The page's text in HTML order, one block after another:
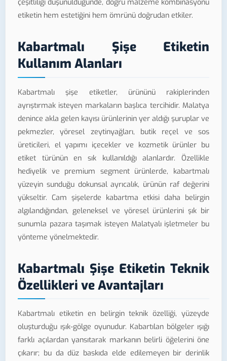
çeşitliliği düşünüldüğünde, doğru malzeme kombinasyonu
etiketin hem estetiğini hem ömrünü doğrudan etkiler.
Kabartmalı Şişe Etiketin
Kullanım Alanları
Kabartmalı şişe etiketler, ürününü rakiplerinden
ayrıştırmak isteyen markaların başlıca tercihidir. Malatya
denince akla gelen kayısı ürünlerinin yer aldığı şuruplar ve
pekmezler, yöresel zeytinyağları, butik reçel ve sos
üreticileri, el yapımı içecekler ve kozmetik ürünler bu
etiket türünün en sık kullanıldığı alanlardır. Özellikle
hediyelik ve premium segment ürünlerde, kabartmalı
yüzeyin sunduğu dokunsal ayrıcalık, ürünün raf değerini
yükseltir. Cam şişelerde kabartma etkisi daha belirgin
algılandığından, geleneksel ve yöresel ürünlerini şık bir
sunumla pazara taşımak isteyen Malatyalı işletmeler bu
yönteme yönelmektedir.
Kabartmalı Şişe Etiketin Teknik
Özellikleri ve Avantajları
Kabartmalı etiketin en belirgin teknik özelliği, yüzeyde
oluşturduğu ışık-gölge oyunudur. Kabartılan bölgeler ışığı
farklı açılardan yansıtarak markanın belirli öğelerini öne
çıkarır; bu da düz baskıda elde edilemeyen bir derinlik